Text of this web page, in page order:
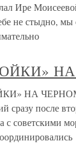
Ире
не стыдно, мы
НА ЧЕРНОМ
сразу после
с советскими